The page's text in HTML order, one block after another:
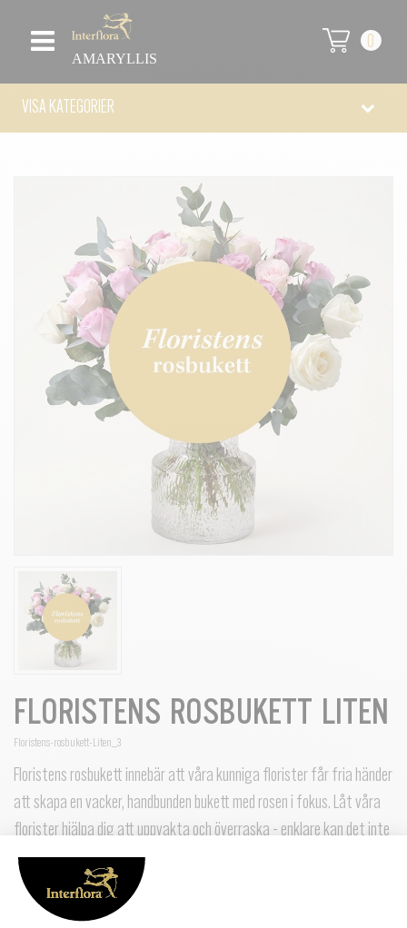
AMARYLLIS
0
VISA KATEGORIER
FLORISTENS ROSBUKETT LITEN
Floristens-rosbukett-Liten_3
Floristens rosbukett innebär att våra kunniga florister får fria händer
att skapa en vacker, handbunden bukett med rosen i fokus. Låt våra
florister hjälpa dig att uppvakta och överraska - enklare kan det inte
bli!
Observera att alla bilder är exempel på buketter. Buketterna på